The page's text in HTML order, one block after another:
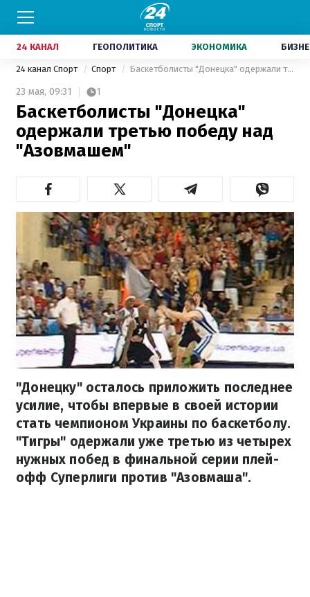
24 КАНАЛ ГЕОПОЛИТИКА ЭКОНОМИКА
24 канал Спорт Спорт Баскетболисты "Донецка" одержали третью победу над "Азовмашем"
23 мая, 09:31 1
Баскетболисты "Донецка"
одержали третью победу над
"Азовмашем"
"Донецку" осталось приложить последнее
усилие, чтобы впервые в своей истории
стать чемпионом Украины по баскетболу.
"Тигры" одержали уже третью из четырех
нужных побед в финальной серии плей-
офф Суперлиги против "Азовмаша".